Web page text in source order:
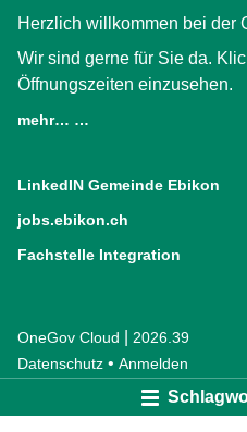
Herzlich willkommen bei der
Wir sind gerne für Sie da.
Öffnungszeiten einzusehen.
mehr… …
LinkedIN Gemeinde Ebikon
jobs.ebikon.ch
Fachstelle Integration
OneGov Cloud (External Link)
2026.39
Datenschutz (External Link)
Anmelden